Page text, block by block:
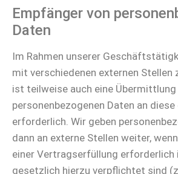
Empfänger von
Daten
Im Rahmen unserer
mit verschiedenen externen Stellen
ist teilweise auch eine Übermittlung
personenbezogenen Daten an
erforderlich. Wir geben
dann an externe Stellen weiter,
einer Vertragserfüllung erforderlich
gesetzlich hierzu verpflichtet sind